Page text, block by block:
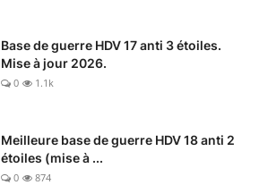
Base de guerre HDV 17 anti 3 étoiles.
Mise à jour 2026.
0 1.1k
Meilleure base de guerre HDV 18 anti 2
étoiles (mise à ...
0 874